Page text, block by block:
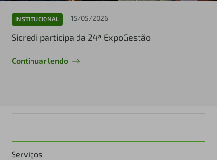
INSTITUCIONAL 15/05/2026
Sicredi participa da 24ª ExpoGestão
Continuar lendo
Serviços